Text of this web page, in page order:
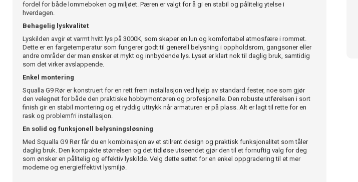
fordel for både lommeboken og miljøet. Pæren er valgt for å gi en stabil og pålitelig ytelse i
hverdagen.
Behagelig lyskvalitet
Lyskilden avgir et varmt hvitt lys på 3000K, som skaper en lun og komfortabel atmosfære i rommet.
Dette er en fargetemperatur som fungerer godt til generell belysning i oppholdsrom, gangsoner eller
andre områder der man ønsker et mykt og innbydende lys. Lyset er klart nok til daglig bruk, samtidig
som det virker avslappende.
Enkel montering
Squalla G9 Rør er konstruert for en rett frem installasjon ved hjelp av standard fester, noe som gjør
den velegnet for både den praktiske hobbymontøren og profesjonelle. Den robuste utførelsen i sort
finish gir en stabil montering og et ryddig uttrykk når armaturen er på plass. Alt er lagt til rette for en
rask og problemfri installasjon.
En solid og funksjonell belysningsløsning
Med Squalla G9 Rør får du en kombinasjon av et stilrent design og praktisk funksjonalitet som tåler
daglig bruk. Den kompakte størrelsen og det tidløse utseendet gjør den til et fornuftig valg for deg
som ønsker en pålitelig og effektiv lyskilde. Velg dette settet for en enkel oppgradering til et mer
moderne og energieffektivt lysmiljø.